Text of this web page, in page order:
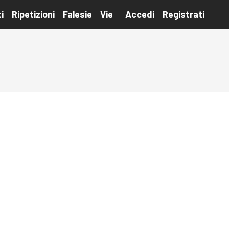
Ripetizioni Falesie Vie Accedi Registrati